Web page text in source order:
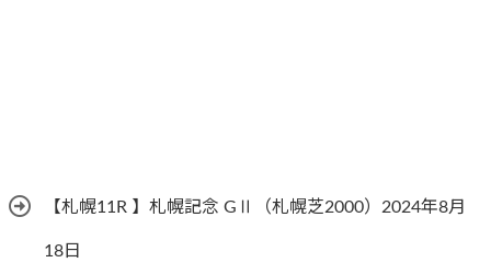
【札幌11R 】札幌記念 GⅡ（札幌芝2000）2024年8月
18日